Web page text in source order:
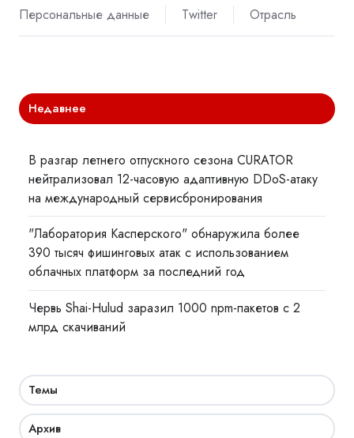
Персональные данные
Twitter Отрасль
Недавнее
В разгар летнего отпускного сезона CURATOR
нейтрализовал 12-часовую адаптивную DDoS-атаку
на международный сервисбронирования
"Лаборатория Касперского" обнаружила более
390 тысяч фишинговых атак с использованием
облачных платформ за последний год
Червь Shai-Hulud заразил 1000 npm-пакетов с 2
млрд скачиваний
Темы
Архив